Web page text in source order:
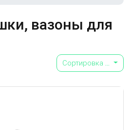
вазоны для
Сортировка ...